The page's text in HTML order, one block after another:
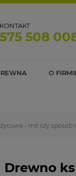
KONTAKT
575 508
O
- mit czy sposób
Drewno